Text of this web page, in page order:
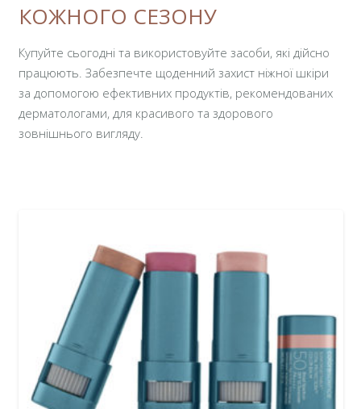
КОЖНОГО СЕЗОНУ
Купуйте сьогодні та використовуйте засоби, які дійсно
працюють. Забезпечте щоденний захист ніжної шкіри
за допомогою ефективних продуктів, рекомендованих
дерматологами, для красивого та здорового
зовнішнього вигляду.